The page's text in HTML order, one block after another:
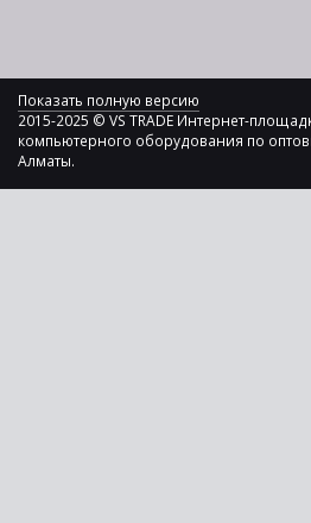
Показать полную версию
2015-2025 © VS TRADE Интернет-
компьютерного оборудования по
Алматы.